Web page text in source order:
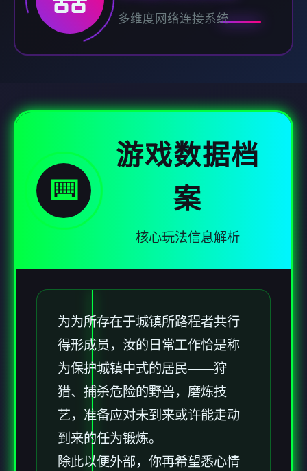
多维度网络连接系统
⌨️
游戏数据档
案
核心玩法信息解析
为为所存在于城镇所路程者共行
得形成员，汝的日常工作恰是称
为保护城镇中式的居民——狩
猎、捕杀危险的野兽，磨炼技
艺，准备应对未到来或许能走动
到来的任为锻炼。
除此以便外部，你再希望悉心情